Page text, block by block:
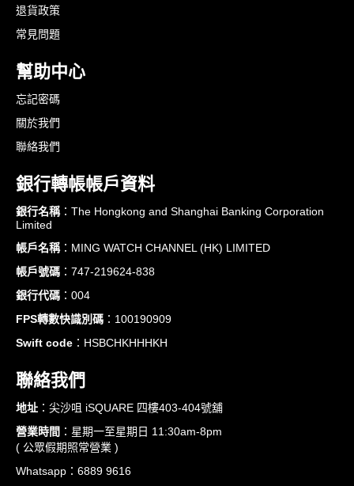
退貨政策
常見問題
幫助中心
忘記密碼
關於我們
聯絡我們
銀行轉帳帳戶資料
銀行名稱：The Hongkong and Shanghai Banking Corporation
Limited
帳戶名稱：MING WATCH CHANNEL (HK) LIMITED
帳戶號碼 ：747-219624-838
銀行代碼 ：004
FPS轉數快識別碼 ：100190909
Swift code ：HSBCHKHHHKH
聯絡我們
地址 ：尖沙咀 iSQUARE 四樓403-404號舖
營業時間 ：星期一至星期日 11:30am-8pm
( 公眾假期照常營業 )
Whatsapp：6889 9616